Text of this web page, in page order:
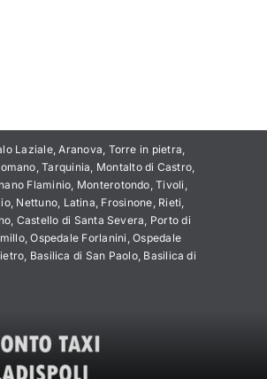
Laziale, Aranova, Torre in pietra,
Tarquinia, Montalto di Castro,
Flaminio, Monterotondo, Tivoli,
Nettuno, Latina, Frosinone, Rieti,
Castello di Santa Severa, Porto di
Ospedale Forlanini, Ospedale
Basilica di San Paolo, Basilica di